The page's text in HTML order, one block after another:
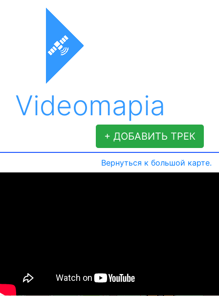
Videomapia
+ ДОБАВИТЬ ТРЕК
Вернуться к большой карте.